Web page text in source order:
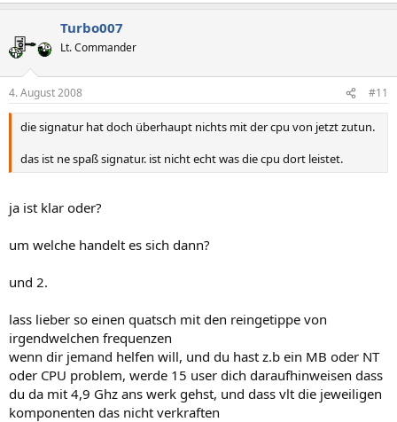
Turbo007
Lt. Commander
4. August 2008 #11
die signatur hat doch überhaupt nichts mit der cpu von jetzt zutun.
das ist ne spaß signatur. ist nicht echt was die cpu dort leistet.
ja ist klar oder?
um welche handelt es sich dann?
und 2.
lass lieber so einen quatsch mit den reingetippe von
irgendwelchen frequenzen
wenn dir jemand helfen will, und du hast z.b ein MB oder NT
oder CPU problem, werde 15 user dich daraufhinweisen dass
du da mit 4,9 Ghz ans werk gehst, und dass vlt die jeweiligen
komponenten das nicht verkraften